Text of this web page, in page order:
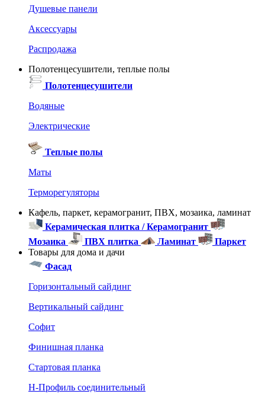
Душевые панели
Аксессуары
Распродажа
Полотенцесушители, теплые полы
Полотенцесушители
Водяные
Электрические
Теплые полы
Маты
Терморегуляторы
Кафель, паркет, керамогранит, ПВХ, мозаика, ламинат
Керамическая плитка / Керамогранит
Мозаика
ПВХ плитка Ламинат
Паркет
Товары для дома и дачи
Фасад
Горизонтальный сайдинг
Вертикальный сайдинг
Софит
Финишная планка
Стартовая планка
Н-Профиль соединительный